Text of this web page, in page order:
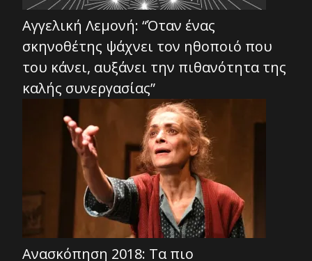
Αγγελική Λεμονή: “Όταν ένας
σκηνοθέτης ψάχνει τον ηθοποιό που
του κάνει, αυξάνει την πιθανότητα της
καλής συνεργασίας”
Ανασκόπηση 2018: Τα πιο